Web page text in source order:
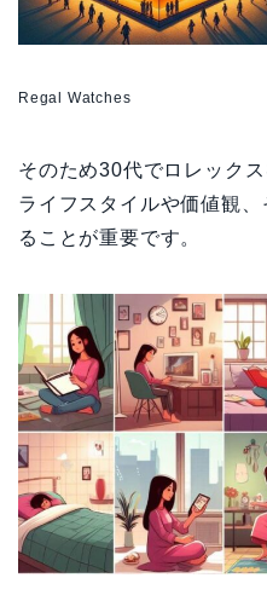
Regal Watches
そのため30代でロレック
ライフスタイルや価値観
ることが重要です。